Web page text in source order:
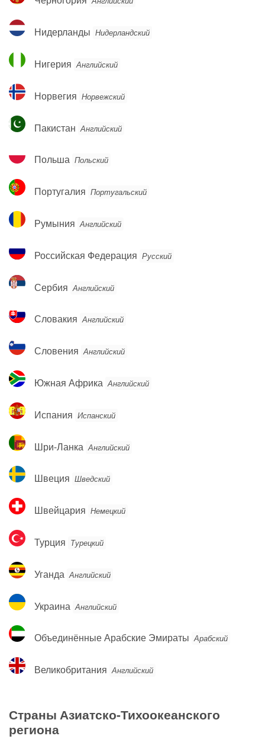
Нидерланды
Нидерланды Нидерландский
Нигерия
Нигерия Английский
Норвегия
Норвегия Норвежский
Пакистан
Пакистан Английский
Польша
Польша Польский
Португалия
Португалия Португальский
Румыния
Румыния Английский
Российская
Федерация
Российская Федерация Русский
Сербия
Сербия Английский
Словакия
Словакия Английский
Словения
Словения Английский
Южная
Африка
Южная Африка Английский
Испания
Испания Испанский
Шри-
Ланка
Шри-Ланка Английский
Швеция
Швеция Шведский
Швейцария
Швейцария Немецкий
Турция
Турция Турецкий
Уганда
Уганда Английский
Украина
Украина Английский
Объединённые
Арабские
Объединённые Арабские Эмираты Арабский
Великобритания
Великобритания Английский
Страны Азиатско-Тихоокеанского
региона